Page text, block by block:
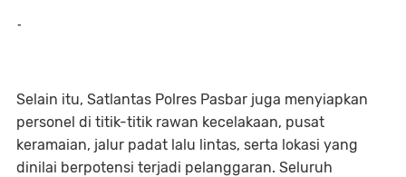
-
Selain itu, Satlantas Polres Pasbar juga menyiapkan
personel di titik-titik rawan kecelakaan, pusat
keramaian, jalur padat lalu lintas, serta lokasi yang
dinilai berpotensi terjadi pelanggaran. Seluruh